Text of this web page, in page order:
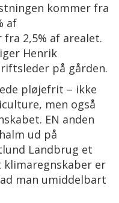
kommer fra
af
2,5% af arealet.
Henrik
på gården.
pløjefrit – ikke
men også
EN anden
ud på
Landbrug et
er
man umiddelbart